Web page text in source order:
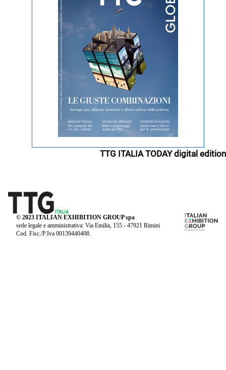
TTG ITALIA TODAY digital edition
© 2023 ITALIAN EXHIBITION GROUP spa
sede legale e amministrativa: Via Emilia, 155 - 47921 Rimini
Cod. Fisc./P.Iva 00139440408.